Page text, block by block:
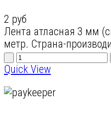
2 руб
Лента атласная 3 мм
метр. Страна-
Quick View